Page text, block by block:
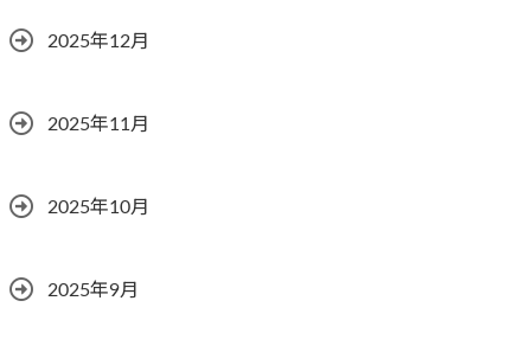
2025年12月
2025年11月
2025年10月
2025年9月